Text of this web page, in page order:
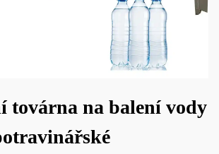
továrna na balení vody